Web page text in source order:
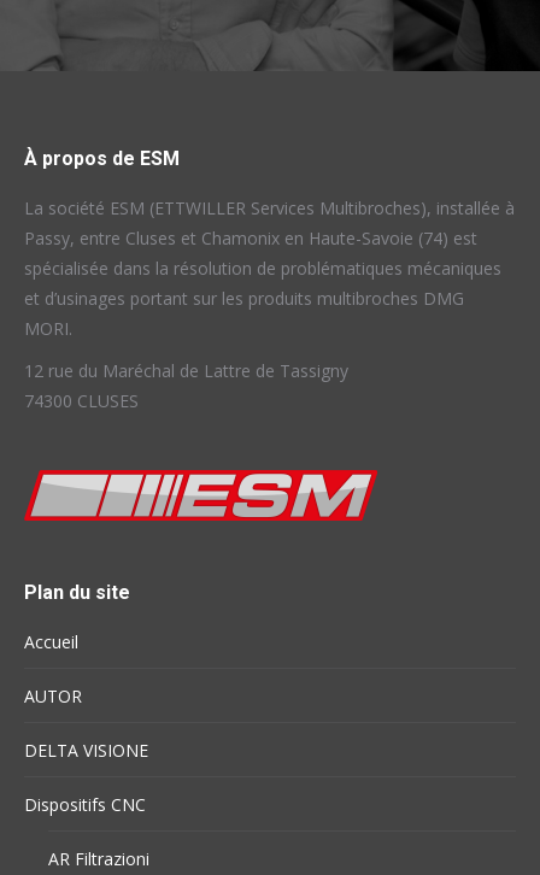
À propos de ESM
La société ESM (ETTWILLER Services Multibroches), installée à
Passy, entre Cluses et Chamonix en Haute-Savoie (74) est
spécialisée dans la résolution de problématiques mécaniques
et d’usinages portant sur les produits multibroches DMG
MORI.
12 rue du Maréchal de Lattre de Tassigny
74300 CLUSES
Plan du site
Accueil
AUTOR
DELTA VISIONE
Dispositifs CNC
AR Filtrazioni